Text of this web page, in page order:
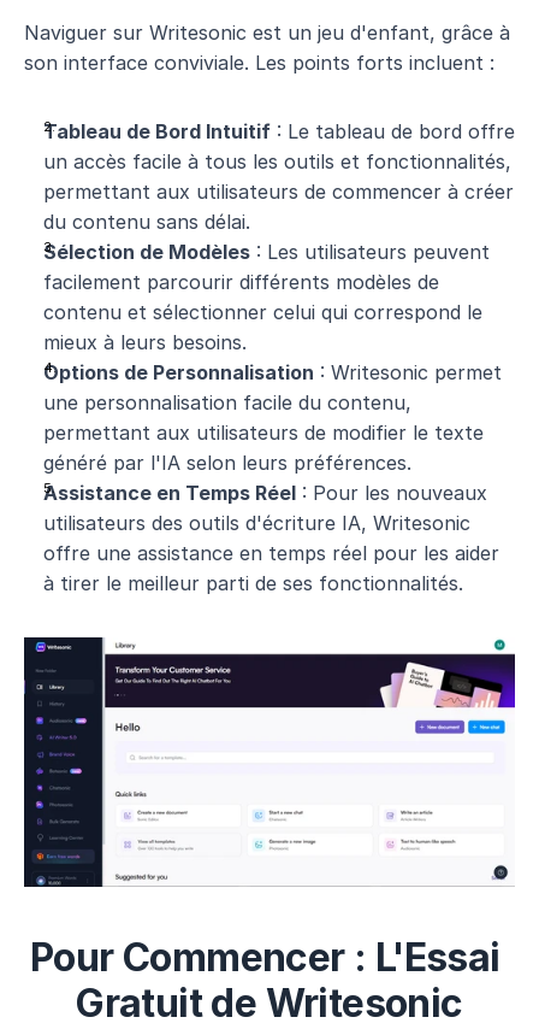
Naviguer sur Writesonic est un jeu d'enfant, grâce à
son interface conviviale. Les points forts incluent :
Tableau de Bord Intuitif : Le tableau de bord offre
un accès facile à tous les outils et fonctionnalités,
permettant aux utilisateurs de commencer à créer
du contenu sans délai.
Sélection de Modèles : Les utilisateurs peuvent
facilement parcourir différents modèles de
contenu et sélectionner celui qui correspond le
mieux à leurs besoins.
Options de Personnalisation : Writesonic permet
une personnalisation facile du contenu,
permettant aux utilisateurs de modifier le texte
généré par l'IA selon leurs préférences.
Assistance en Temps Réel : Pour les nouveaux
utilisateurs des outils d'écriture IA, Writesonic
offre une assistance en temps réel pour les aider
à tirer le meilleur parti de ses fonctionnalités.
Pour Commencer : L'Essai
Gratuit de Writesonic